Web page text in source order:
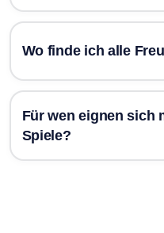
Freundebücher
Wo finde ich alle
Freundebücher
Für wen eignen sich
Spiele?